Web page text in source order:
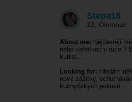
Stepa18
22 Olomouc
About me: Nejčastěji
nebo vařečkou v ruce ?
kutilst…
Looking for: Hledám
nové zážitky,
kuchyňských pokusů…